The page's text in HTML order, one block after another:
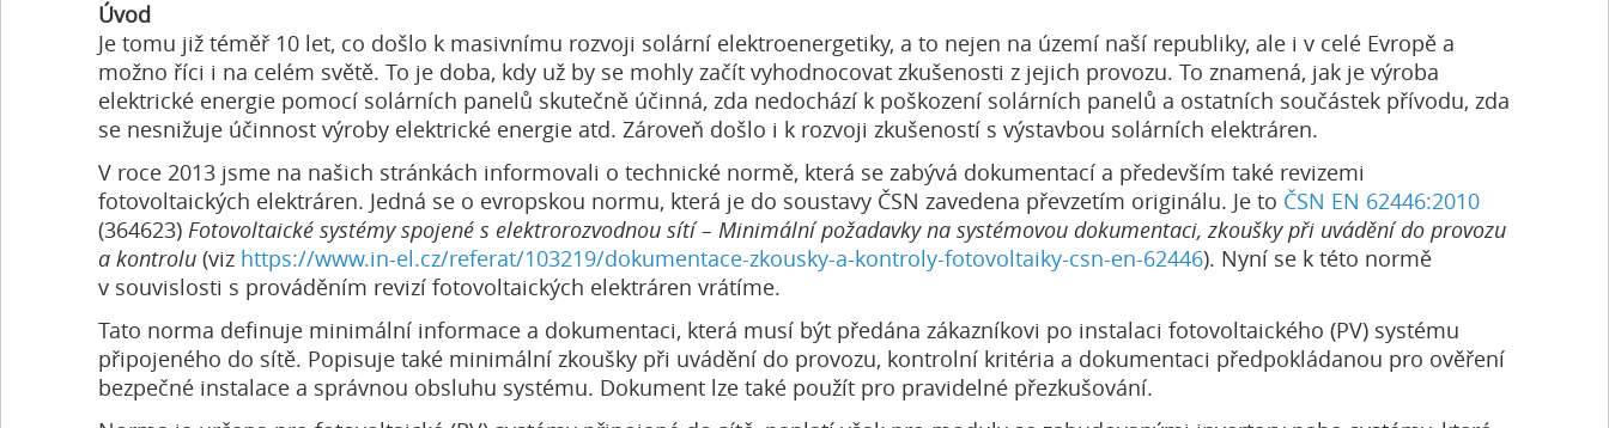
Úvod
Je tomu již téměř 10 let, co došlo k masivnímu rozvoji solární elektroenergetiky, a to nejen na území naší republiky, ale i v celé Evropě a
možno říci i na celém světě. To je doba, kdy už by se mohly začít vyhodnocovat zkušenosti z jejich provozu. To znamená, jak je výroba
elektrické energie pomocí solárních panelů skutečně účinná, zda nedochází k poškození solárních panelů a ostatních součástek přívodu, zda
se nesnižuje účinnost výroby elektrické energie atd. Zároveň došlo i k rozvoji zkušeností s výstavbou solárních elektráren.
V roce 2013 jsme na našich stránkách informovali o technické normě, která se zabývá dokumentací a především také revizemi
fotovoltaických elektráren. Jedná se o evropskou normu, která je do soustavy ČSN zavedena převzetím originálu. Je to ČSN EN 62446:2010
(364623) Fotovoltaické systémy spojené s elektrorozvodnou sítí – Minimální požadavky na systémovou dokumentaci, zkoušky při uvádění do provozu
a kontrolu(viz https://www.in-el.cz/referat/103219/dokumentace-zkousky-a-kontroly-fotovoltaiky-csn-en-62446). Nyní se k této normě
v souvislosti s prováděním revizí fotovoltaických elektráren vrátíme.
Tato norma definuje minimální informace a dokumentaci, která musí být předána zákazníkovi po instalaci fotovoltaického (PV) systému
připojeného do sítě. Popisuje také minimální zkoušky při uvádění do provozu, kontrolní kritéria a dokumentaci předpokládanou pro ověření
bezpečné instalace a správnou obsluhu systému. Dokument lze také použít pro pravidelné přezkušování.